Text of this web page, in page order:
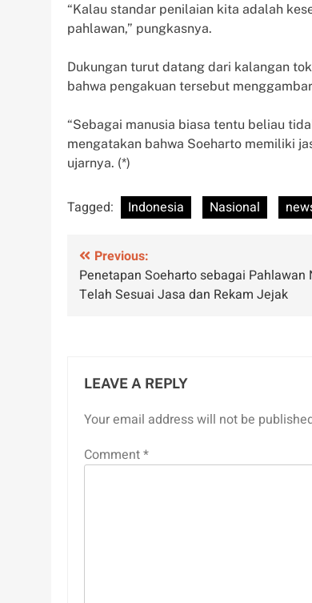
“Kalau standar penilaian kita adalah
pahlawan,” pungkasnya.
Dukungan turut datang dari kalangan
bahwa pengakuan tersebut
“Sebagai manusia biasa tentu beliau
mengatakan bahwa Soeharto memiliki
ujarnya. (*)
Tagged: Indonesia Nasional
Post
navigation
Previous:
Penetapan Soeharto sebagai Pahlawan
Telah Sesuai Jasa dan Rekam Jejak
LEAVE A REPLY
Your email address will not be
Comment*